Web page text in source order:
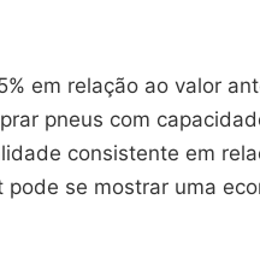
em relação ao valor
pneus com
consistente em
se mostrar uma